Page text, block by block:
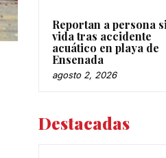
Reportan a persona
vida tras accidente
acuático en playa de
Ensenada
agosto 2, 2026
Destacadas